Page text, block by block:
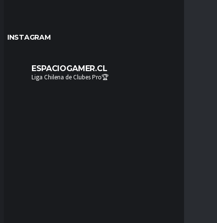
INSTAGRAM
ESPACIOGAMER.CL
Liga Chilena de Clubes Pro🏆